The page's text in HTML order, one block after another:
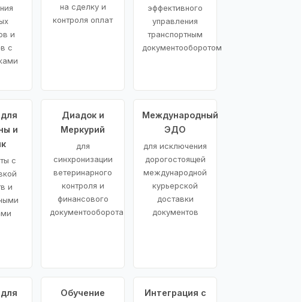
и
с
на сделку и
контроля оплат
эффективного
управления
транспортным
документооборотом
и
с
и
Диадок и
Меркурий
для
синхронизации
ветеринарного
контроля и
финансового
документооборота
Международный
ЭДО
для исключения
дорогостоящей
международной
курьерской
доставки
документов
Обучение
Интеграция с